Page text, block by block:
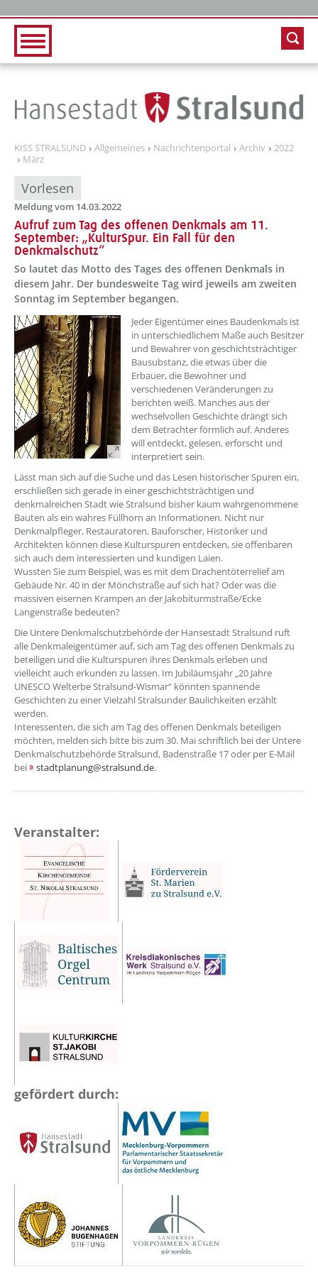
KISS STRALSUND Allgemeines Nachrichtenportal Archiv
2022
März
Vorlesen
Meldung vom 14.03.2022
Aufruf zum Tag des offenen Denkmals am 11.
September: „KulturSpur. Ein Fall für den
Denkmalschutz“
So lautet das Motto des Tages des offenen Denkmals in
diesem Jahr. Der bundesweite Tag wird jeweils am zweiten
Sonntag im September begangen.
??? absaetzeOben[1]/titel ???
Jeder Eigentümer eines Baudenkmals ist
in unterschiedlichem Maße auch Besitzer
und Bewahrer von geschichtsträchtiger
Bausubstanz, die etwas über die
Erbauer, die Bewohner und
verschiedenen Veränderungen zu
berichten weiß. Manches aus der
wechselvollen Geschichte drängt sich
dem Betrachter förmlich auf. Anderes
will entdeckt, gelesen, erforscht und
interpretiert sein.
Lässt man sich auf die Suche und das Lesen historischer Spuren ein,
erschließen sich gerade in einer geschichtsträchtigen und
denkmalreichen Stadt wie Stralsund bisher kaum wahrgenommene
Bauten als ein wahres Füllhorn an Informationen. Nicht nur
Denkmalpfleger, Restauratoren, Bauforscher, Historiker und
Architekten können diese Kulturspuren entdecken, sie offenbaren
sich auch dem interessierten und kundigen Laien.
Wussten Sie zum Beispiel, was es mit dem Drachentöterrelief am
Gebäude Nr. 40 in der Mönchstraße auf sich hat? Oder was die
massiven eisernen Krampen an der Jakobiturmstraße/Ecke
Langenstraße bedeuten?
Die Untere Denkmalschutzbehörde der Hansestadt Stralsund ruft
alle Denkmaleigentümer auf, sich am Tag des offenen Denkmals zu
beteiligen und die Kulturspuren ihres Denkmals erleben und
vielleicht auch erkunden zu lassen. Im Jubiläumsjahr „20 Jahre
UNESCO Welterbe Stralsund-Wismar“ könnten spannende
Geschichten zu einer Vielzahl Stralsunder Baulichkeiten erzählt
werden.
Interessenten, die sich am Tag des offenen Denkmals beteiligen
möchten, melden sich bitte bis zum 30. Mai schriftlich bei der Untere
Denkmalschutzbehörde Stralsund, Badenstraße 17 oder per E-Mail
bei
stadtplanung@stralsund.de.
Veranstalter:
gefördert durch: